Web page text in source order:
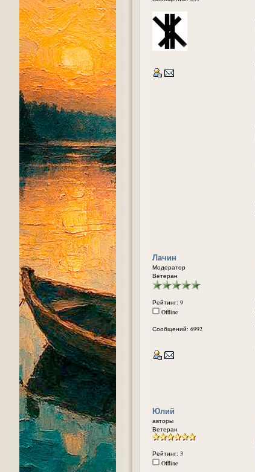
Лачин
Модератор
Ветеран
Рейтинг: 9
Offline
Сообщений: 6992
Юлий
авторы
Ветеран
Рейтинг: 3
Offline